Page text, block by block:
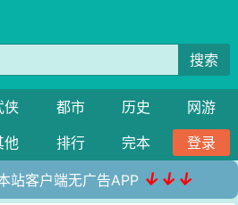
搜索
侠 都市 历史
网游
他 排行 完本 登录
站客户端无广告APP ↓↓↓